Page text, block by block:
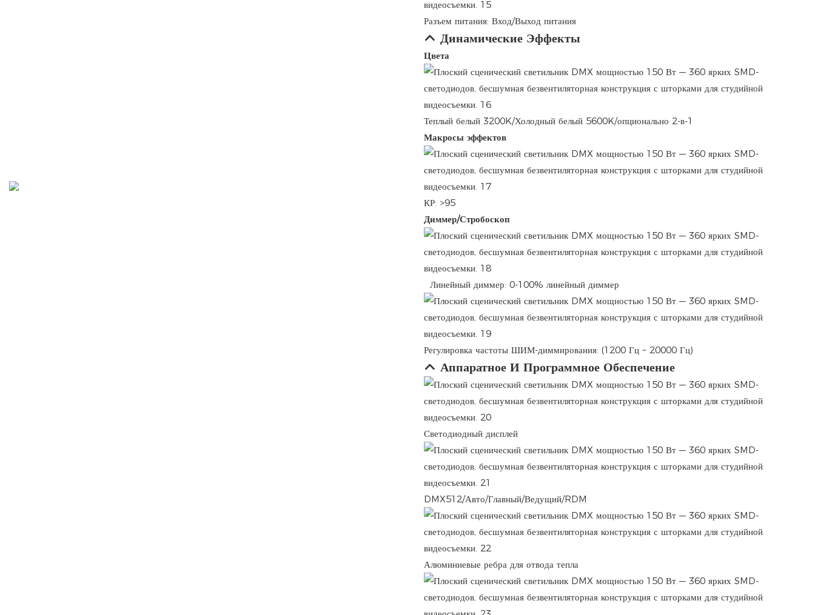
Разъем питания: Вход/Выход питания
Динамические Эффекты
Цвета
Теплый белый 3200K/Холодный белый 5600K/опционально 2-в-1
Макросы эффектов
КР: >95
Диммер/Стробоскоп
Линейный диммер: 0-100% линейный диммер
Регулировка частоты ШИМ-диммирования: (1200 Гц ~ 20000 Гц)
Аппаратное И Программное Обеспечение
Светодиодный дисплей
DMX512/Авто/Главный/Ведущий/RDM
Алюминиевые ребра для отвода тепла